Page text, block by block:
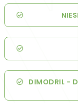
DIMODRIL -